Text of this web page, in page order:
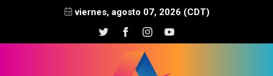
viernes, agosto 07, 2026 (CDT)